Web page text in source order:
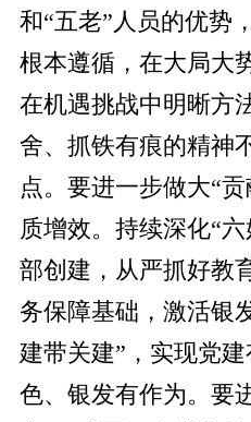
和“五老”人员的优势
根本遵循，在大局大
在机遇挑战中明晰方
舍、抓铁有痕的精神
点。要进一步做大“
质增效。持续深化“
部创建，从严抓好教
务保障基础，激活银
建带关建”，实现党
色、银发有作为。要